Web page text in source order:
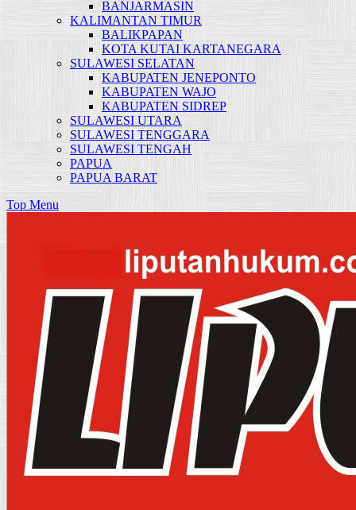
BANJARMASIN
KALIMANTAN TIMUR
BALIKPAPAN
KOTA KUTAI KARTANEGARA
SULAWESI SELATAN
KABUPATEN JENEPONTO
KABUPATEN WAJO
KABUPATEN SIDREP
SULAWESI UTARA
SULAWESI TENGGARA
SULAWESI TENGAH
PAPUA
PAPUA BARAT
Top Menu